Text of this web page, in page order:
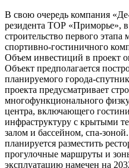
В свою очередь компания
резидента ТОР «Приморье»,
строительство первого
спортивно-гостиничного
Объем инвестиций в проект
Объект предполагается
планируемого города-
проекта предусматривает
многофункционального
центра, включающего
инфраструктуру с крытыми
залом и бассейном, спа-
планируется разместить
прогулочные маршруты и
эксплуатацию намечен на